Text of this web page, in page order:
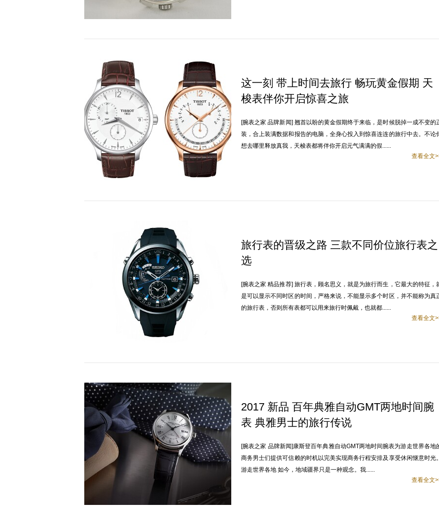
这一刻 带上时间去旅行 畅玩黄金假期 天
梭表伴你开启惊喜之旅
[腕表之家 品牌新闻] 翘首以盼的黄金假期终于来临，是时候脱掉一成不变的
装，合上装满数据和报告的电脑，全身心投入到惊喜连连的旅行中去。不论
想去哪里释放真我，天梭表都将伴你开启元气满满的假......
查看全文
旅行表的晋级之路 三款不同价位旅行表之
选
[腕表之家 精品推荐] 旅行表，顾名思义，就是为旅行而生，它最大的特征，
是可以显示不同时区的时间，严格来说，不能显示多个时区，并不能称为真
的旅行表，否则所有表都可以用来旅行时佩戴，也就都......
查看全文
2017 新品 百年典雅自动GMT两地时间腕
表 典雅男士的旅行传说
[腕表之家 品牌新闻]康斯登百年典雅自动GMT两地时间腕表为游走世界各地
商务男士们提供可信赖的时机以完美实现商务行程安排及享受休闲惬意时光。
游走世界各地 如今，地域疆界只是一种观念。我......
查看全文